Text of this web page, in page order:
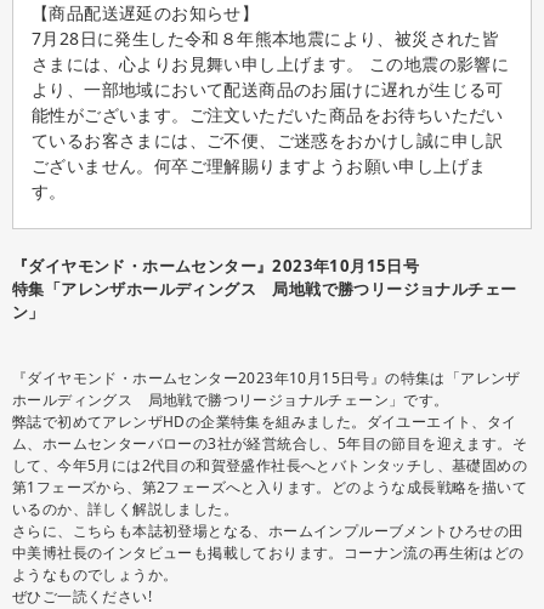
【商品配送遅延のお知らせ】
7月28日に発生した令和８年熊本地震により、被災された皆
さまには、心よりお見舞い申し上げます。 この地震の影響に
より、一部地域において配送商品のお届けに遅れが生じる可
能性がございます。ご注文いただいた商品をお待ちいただい
ているお客さまには、ご不便、ご迷惑をおかけし誠に申し訳
ございません。何卒ご理解賜りますようお願い申し上げま
す。
『ダイヤモンド・ホームセンター』2023年10月15日号
特集「アレンザホールディングス 局地戦で勝つリージョナルチェー
ン」
『ダイヤモンド・ホームセンター2023年10月15日号』の特集は「アレンザ
ホールディングス 局地戦で勝つリージョナルチェーン」です。
弊誌で初めてアレンザHDの企業特集を組みました。ダイユーエイト、タイ
ム、ホームセンターバローの3社が経営統合し、5年目の節目を迎えます。そ
して、今年5月には2代目の和賀登盛作社長へとバトンタッチし、基礎固めの
第1フェーズから、第2フェーズへと入ります。どのような成長戦略を描いて
いるのか、詳しく解説しました。
さらに、こちらも本誌初登場となる、ホームインプルーブメントひろせの田
中美博社長のインタビューも掲載しております。コーナン流の再生術はどの
ようなものでしょうか。
ぜひご一読ください!